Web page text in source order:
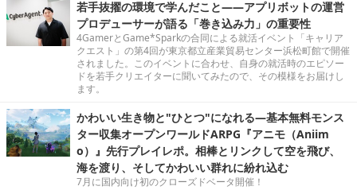
若手抜擢の環境で学んだこと――アプリボットの運営
プロデューサーが語る「巻き込み力」の重要性
4GamerとGame*Sparkの合同による就活イベント「キャリア
クエスト」の第4回が東京都立産業貿易センター浜松町館で開催
されました。このイベントに合わせ、自身の就活時のエピソー
ドを若手クリエイターに聞いてみたので、その模様をお届けし
ます。
かわいい生き物と"ひとつ"になれる―基本無料モンス
ター収集オープンワールドARPG『アニモ（Aniim
o）』先行プレイレポ。相棒とリンクして空を飛び、
海を渡り、そしてかわいい群れに紛れ込む
7月に国内向け初のクローズドベータ開催！